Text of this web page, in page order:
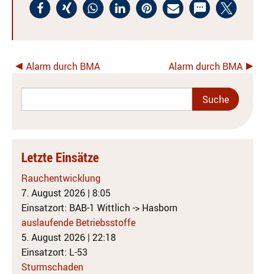
Alarm durch BMA Alarm durch BMA
Letzte Einsätze
Rauchentwicklung
7. August 2026 | 8:05
Einsatzort: BAB-1 Wittlich -> Hasborn
auslaufende Betriebsstoffe
5. August 2026 | 22:18
Einsatzort: L-53
Sturmschaden